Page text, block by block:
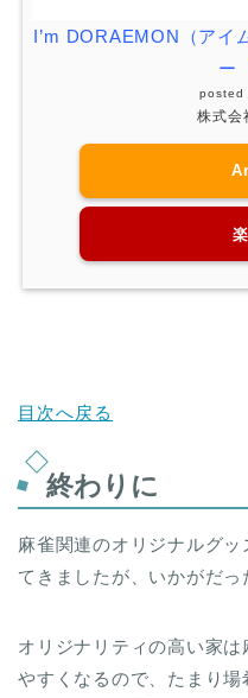
I’m DORAEMON（アイ
ー
posted
株式
目次へ戻る
終わりに
麻雀関連のオリジナルグ
てきましたが、いかがだっ
オリジナリティの高い家
やすくなるので、たまり